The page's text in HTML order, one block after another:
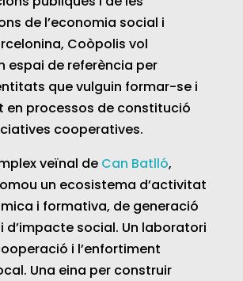
de l’economia social i
Coòpolis vol
espai de referència per
que vulguin formar-se i
en processos de constitució
cooperatives.
veïnal de Can Batlló,
un ecosistema d’activitat
i formativa, de generació
d’impacte social. Un laboratori
i l’enfortiment
Una eina per construir